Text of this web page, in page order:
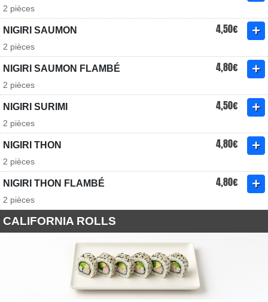
2 pièces
NIGIRI SAUMON 4,50€
2 pièces
NIGIRI SAUMON FLAMBÉ 4,80€
2 pièces
NIGIRI SURIMI 4,50€
2 pièces
NIGIRI THON 4,80€
2 pièces
NIGIRI THON FLAMBÉ 4,80€
2 pièces
CALIFORNIA ROLLS